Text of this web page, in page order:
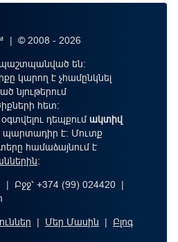
| © 2008 - 2026
պաշտպանված են:
կարող է չհամընկնել
նյութերում
հետ:
դեպքումակտիվ
պարտադիր է: Մուտք
համաձայնում է
։
| Բջջ՝ +374 (99) 024420 |
| Մեր Մասին | Բլոգ